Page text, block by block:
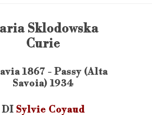
Sklodowska
Curie
1867 - Passy (Alta
Savoia) 1934
DI Sylvie Coyaud